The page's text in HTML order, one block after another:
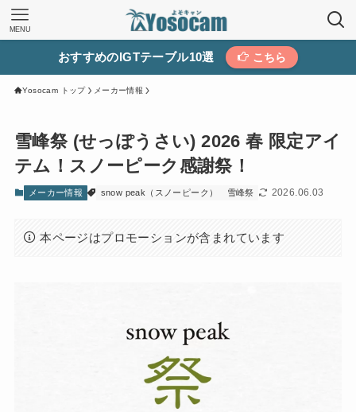
MENU
おすすめのIGTテーブル10選 こちら
Yosocam トップ メーカー情報
雪峰祭 (せっぽうさい) 2026 春 限定アイ
テム！スノーピーク感謝祭！
メーカー情報 snow peak（スノーピーク） 雪峰祭 2026.06.03
本ページはプロモーションが含まれています